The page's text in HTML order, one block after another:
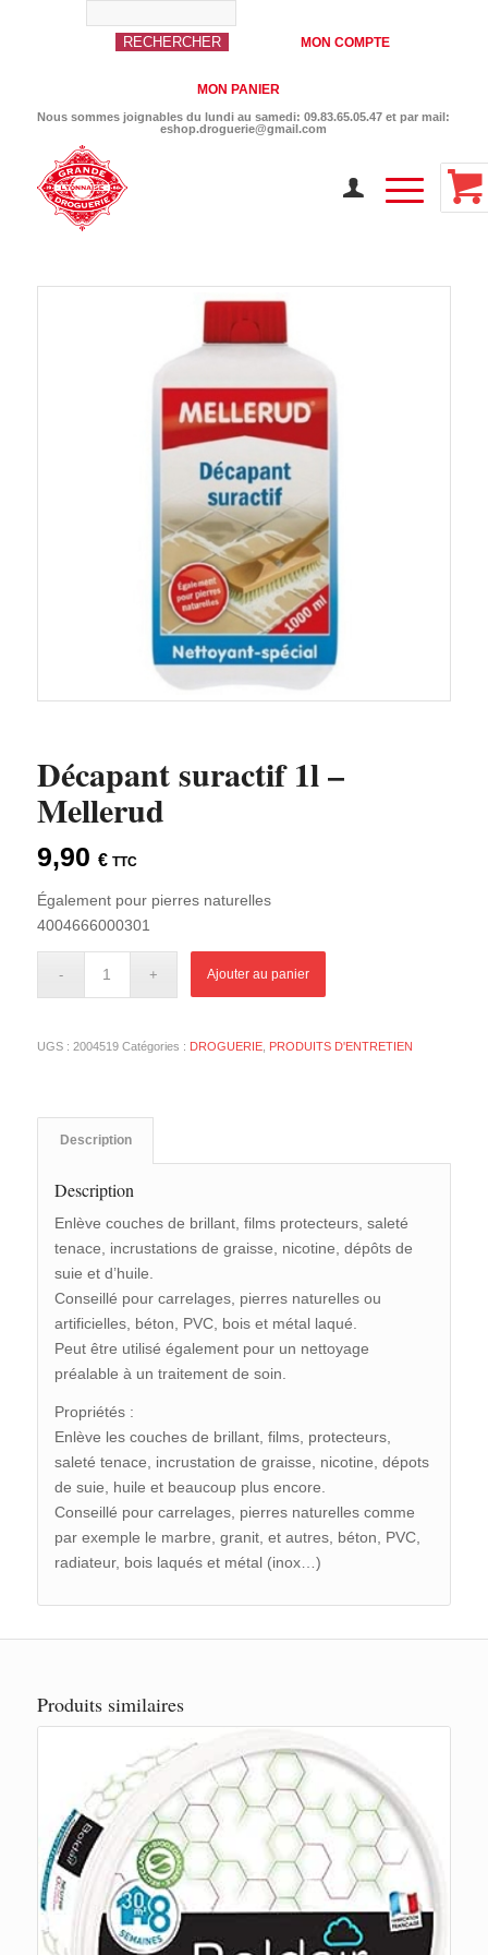
MON COMPTE
MON PANIER
Nous sommes joignables du lundi au samedi: 09.83.65.05.47 et par mail:
eshop.droguerie@gmail.com
Décapant suractif 1l –
Mellerud
9,90 € TTC
Également pour pierres naturelles
4004666000301
Ajouter au panier
UGS : 2004519 Catégories : DROGUERIE, PRODUITS D'ENTRETIEN
Description
Description
Enlève couches de brillant, films protecteurs, saleté
tenace, incrustations de graisse, nicotine, dépôts de
suie et d’huile.
Conseillé pour carrelages, pierres naturelles ou
artificielles, béton, PVC, bois et métal laqué.
Peut être utilisé également pour un nettoyage
préalable à un traitement de soin.
Propriétés :
Enlève les couches de brillant, films, protecteurs,
saleté tenace, incrustation de graisse, nicotine, dépots
de suie, huile et beaucoup plus encore.
Conseillé pour carrelages, pierres naturelles comme
par exemple le marbre, granit, et autres, béton, PVC,
radiateur, bois laqués et métal (inox…)
Produits similaires